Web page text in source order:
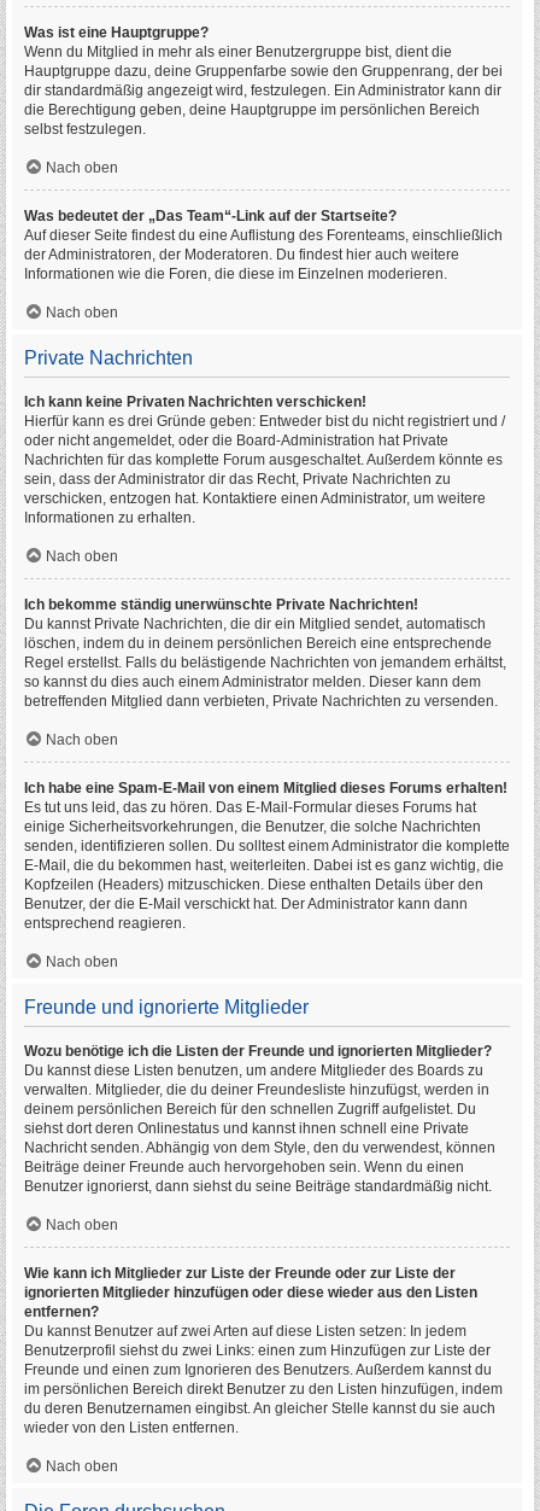
Was ist eine Hauptgruppe?
Wenn du Mitglied in mehr als einer Benutzergruppe bist, dient die
Hauptgruppe dazu, deine Gruppenfarbe sowie den Gruppenrang, der bei
dir standardmäßig angezeigt wird, festzulegen. Ein Administrator kann dir
die Berechtigung geben, deine Hauptgruppe im persönlichen Bereich
selbst festzulegen.
Nach oben
Was bedeutet der „Das Team“-Link auf der Startseite?
Auf dieser Seite findest du eine Auflistung des Forenteams, einschließlich
der Administratoren, der Moderatoren. Du findest hier auch weitere
Informationen wie die Foren, die diese im Einzelnen moderieren.
Nach oben
Private Nachrichten
Ich kann keine Privaten Nachrichten verschicken!
Hierfür kann es drei Gründe geben: Entweder bist du nicht registriert und /
oder nicht angemeldet, oder die Board-Administration hat Private
Nachrichten für das komplette Forum ausgeschaltet. Außerdem könnte es
sein, dass der Administrator dir das Recht, Private Nachrichten zu
verschicken, entzogen hat. Kontaktiere einen Administrator, um weitere
Informationen zu erhalten.
Nach oben
Ich bekomme ständig unerwünschte Private Nachrichten!
Du kannst Private Nachrichten, die dir ein Mitglied sendet, automatisch
löschen, indem du in deinem persönlichen Bereich eine entsprechende
Regel erstellst. Falls du belästigende Nachrichten von jemandem erhältst,
so kannst du dies auch einem Administrator melden. Dieser kann dem
betreffenden Mitglied dann verbieten, Private Nachrichten zu versenden.
Nach oben
Ich habe eine Spam-E-Mail von einem Mitglied dieses Forums erhalten!
Es tut uns leid, das zu hören. Das E-Mail-Formular dieses Forums hat
einige Sicherheitsvorkehrungen, die Benutzer, die solche Nachrichten
senden, identifizieren sollen. Du solltest einem Administrator die komplette
E-Mail, die du bekommen hast, weiterleiten. Dabei ist es ganz wichtig, die
Kopfzeilen (Headers) mitzuschicken. Diese enthalten Details über den
Benutzer, der die E-Mail verschickt hat. Der Administrator kann dann
entsprechend reagieren.
Nach oben
Freunde und ignorierte Mitglieder
Wozu benötige ich die Listen der Freunde und ignorierten Mitglieder?
Du kannst diese Listen benutzen, um andere Mitglieder des Boards zu
verwalten. Mitglieder, die du deiner Freundesliste hinzufügst, werden in
deinem persönlichen Bereich für den schnellen Zugriff aufgelistet. Du
siehst dort deren Onlinestatus und kannst ihnen schnell eine Private
Nachricht senden. Abhängig von dem Style, den du verwendest, können
Beiträge deiner Freunde auch hervorgehoben sein. Wenn du einen
Benutzer ignorierst, dann siehst du seine Beiträge standardmäßig nicht.
Nach oben
Wie kann ich Mitglieder zur Liste der Freunde oder zur Liste der
ignorierten Mitglieder hinzufügen oder diese wieder aus den Listen
entfernen?
Du kannst Benutzer auf zwei Arten auf diese Listen setzen: In jedem
Benutzerprofil siehst du zwei Links: einen zum Hinzufügen zur Liste der
Freunde und einen zum Ignorieren des Benutzers. Außerdem kannst du
im persönlichen Bereich direkt Benutzer zu den Listen hinzufügen, indem
du deren Benutzernamen eingibst. An gleicher Stelle kannst du sie auch
wieder von den Listen entfernen.
Nach oben